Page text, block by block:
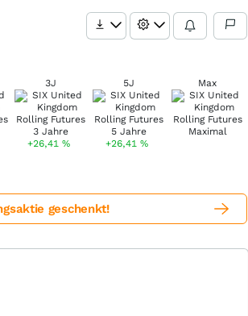
3J
+26,41%
5J
+26,41%
Max
geschenkt!